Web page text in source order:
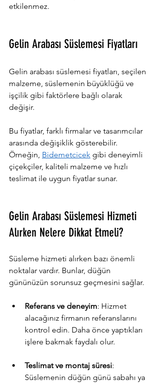
etkilenmez.
Gelin Arabası Süslemesi Fiyatları
Gelin arabası süslemesi fiyatları, seçilen
malzeme, süslemenin büyüklüğü ve
işçilik gibi faktörlere bağlı olarak
değişir.
Bu fiyatlar, farklı firmalar ve tasarımcılar
arasında değişiklik gösterebilir.
Örneğin, Bidemetcicek gibi deneyimli
çiçekçiler, kaliteli malzeme ve hızlı
teslimat ile uygun fiyatlar sunar.
Gelin Arabası Süslemesi Hizmeti
Alırken Nelere Dikkat Etmeli?
Süsleme hizmeti alırken bazı önemli
noktalar vardır. Bunlar, düğün
gününüzün sorunsuz geçmesini sağlar.
Referans ve deneyim: Hizmet
alacağınız firmanın referanslarını
kontrol edin. Daha önce yaptıkları
işlere bakmak faydalı olur.
Teslimat ve montaj süresi:
Süslemenin düğün günü sabahı ya